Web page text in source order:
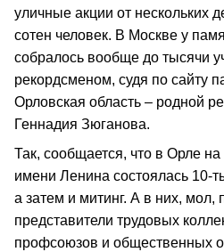
уличные акции от нескольких
сотен человек. В Москве у
собралось вообще до тысячи
рекордсменом, судя по сайту
Орловская область – родной
Геннадия Зюганова.
Так, сообщается, что в Орле
имени Ленина состоялась 10-
а затем и митинг. А в них, мол,
представители трудовых
профсоюзов и общественных